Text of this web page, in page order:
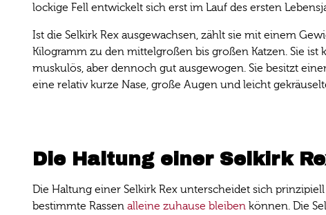
lockige Fell entwickelt sich erst im Lauf des ersten
Ist die Selkirk Rex ausgewachsen, zählt sie mit einem
Kilogramm zu den mittelgroßen bis großen Katzen. Sie ist
muskulös, aber dennoch gut ausgewogen. Sie besitzt
eine relativ kurze Nase, große Augen und leicht
Die Haltung einer Selkirk
Die Haltung einer Selkirk Rex unterscheidet sich
bestimmte Rassen alleine zuhause bleiben können. Die